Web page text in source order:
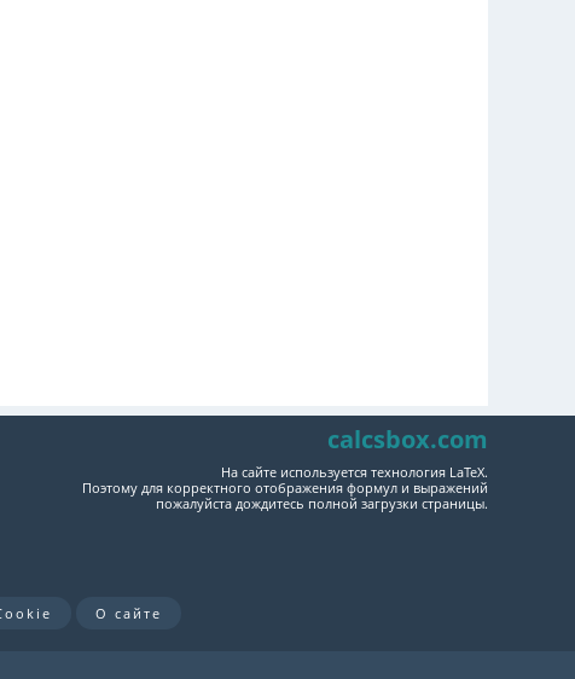
calcsbox.com
На сайте используется технология LaTeX.
Поэтому для корректного отображения формул и выражений
пожалуйста дождитесь полной загрузки страницы.
О сайте